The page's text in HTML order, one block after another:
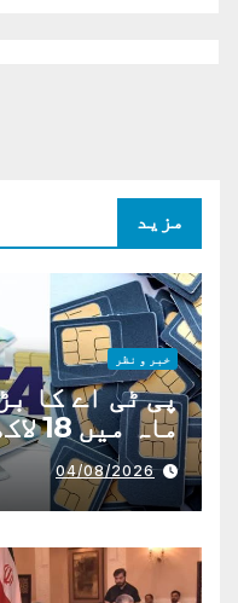
مزید
خبر و نظر
ماہ میں 18 لاکھ سے زائد سمز بلاک
04/08/2026